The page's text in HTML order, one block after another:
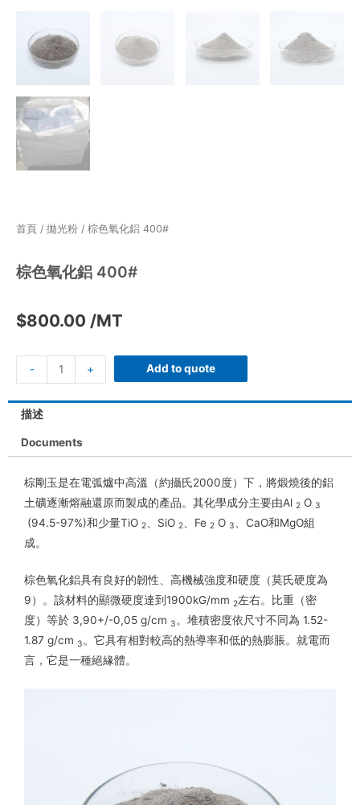
首頁 / 拋光粉 / 棕色氧化鋁 400#
棕色氧化鋁 400#
$800.00 /MT
- + Add to quote
描述
Documents
棕剛玉是在電弧爐中高溫（約攝氏2000度）下，將煅燒後的鋁
土礦逐漸熔融還原而製成的產品。其化學成分主要由Al 2 O 3
(94.5-97%)和少量TiO 2 、SiO 2 、Fe 2 O 3
、CaO和MgO組
成。
棕色氧化鋁具有良好的韌性、高機械強度和硬度（莫氏硬度為
9）。該材料的顯微硬度達到1900kG/mm 2左右。比重（密
度）等於 3,90+/-0,05 g/cm 3。堆積密度依尺寸不同為 1.52-
1.87 g/cm 3。它具有相對較高的熱導率和低的熱膨脹。就電而
言，它是一種絕緣體。